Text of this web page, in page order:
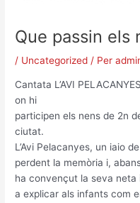
Que passin els
/ Uncategorized / Per
Cantata L’AVI
on hi
participen els nens de 2n
ciutat.
L’Avi Pelacanyes, un iaio
perdent la memòria i,
ha convençut la seva neta
a explicar als infants com